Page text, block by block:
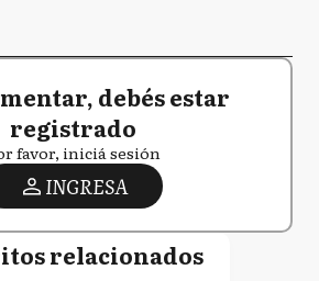
debés estar
registrado
favor, iniciá sesión
INGRESA
relacionados